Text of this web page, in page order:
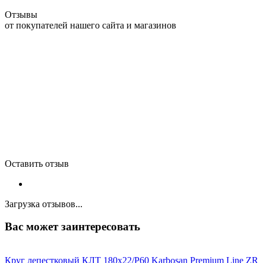
Отзывы
от покупателей нашего сайта и магазинов
Оставить отзыв
Загрузка отзывов...
Вас может заинтересовать
Круг лепестковый КЛТ 180х22/Р60 Karbosan Premium Line ZR